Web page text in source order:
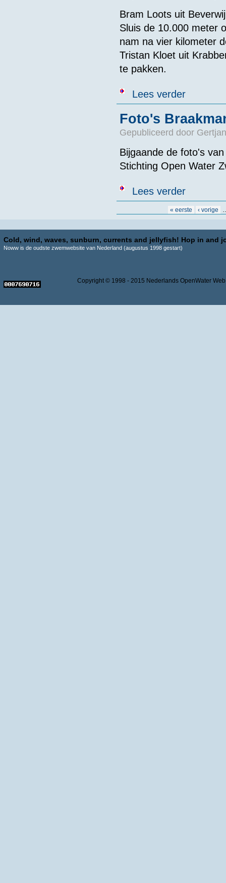
Bram Loots uit
Sluis de 10.000 meter
nam na vier kilometer
Tristan Kloet uit
te pakken.
Lees verderover Loots
Foto's
Gepubliceerd door
Bijgaande de foto's
Stichting Open Water
Lees verderover Foto's
« eerste ‹ vorige
Cold, wind, waves, sunburn, currents and jellyfish! Hop in and
Noww is de oudste zwemwebsite van Nederland (augustus 1998 gestart)
Copyright © 1998 - 2015 Nederlands OpenWater